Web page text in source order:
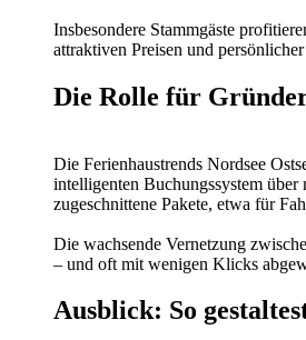
Insbesondere Stammgäste
attraktiven Preisen und
Die Rolle für
Die Ferienhaustrends Nordsee
intelligenten Buchungssystem
zugeschnittene Pakete, etwa für
Die wachsende Vernetzung
– und oft mit wenigen Klicks
Ausblick: So